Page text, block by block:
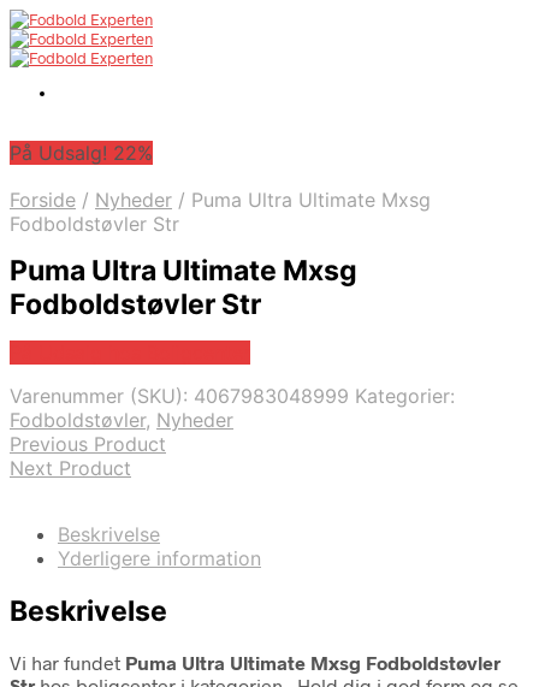
På Udsalg! 22%
Forside / Nyheder / Puma Ultra Ultimate Mxsg
Fodboldstøvler Str
Puma Ultra Ultimate Mxsg
Fodboldstøvler Str
Varenummer (SKU): 4067983048999 Kategorier:
Fodboldstøvler, Nyheder
Previous Product
Next Product
Beskrivelse
Yderligere information
Beskrivelse
Vi har fundet Puma Ultra Ultimate Mxsg Fodboldstøvler